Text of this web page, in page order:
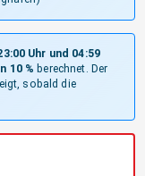
Uhr und 04:59
10 % berechnet. Der
sobald die